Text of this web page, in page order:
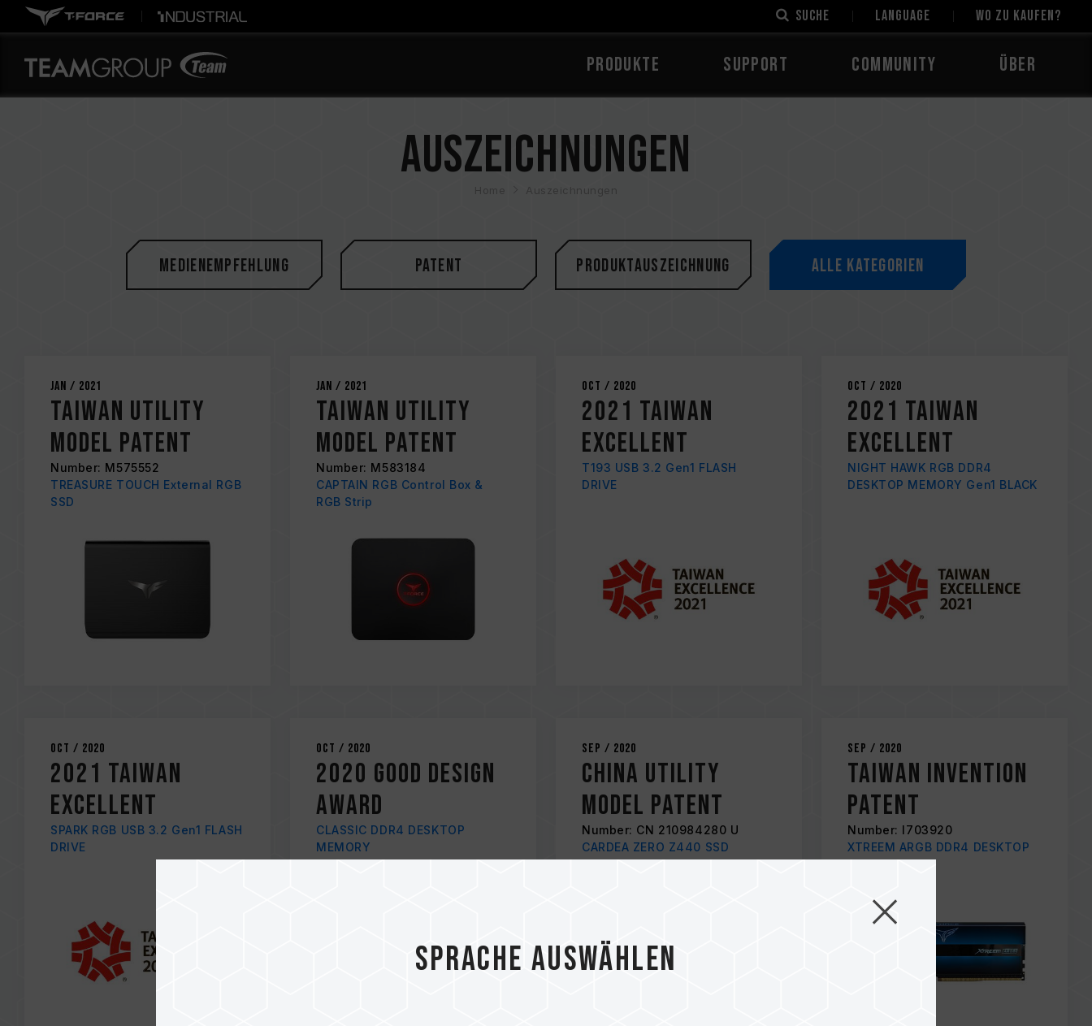
Suche LANGUAGE Wo zu kaufen?
PRODUKTE Support Community Über
Auszeichnungen
Auszeichnungen
Medienempfehlung Patent Produktauszeichnung Alle Kategorien
Jan / 2021
Taiwan Utility
Model Patent
Number: M575552
TREASURE TOUCH External RGB
SSD
Jan / 2021
Taiwan Utility
Model Patent
Number: M583184
CAPTAIN RGB Control Box &
RGB Strip
Oct / 2020
2021 TAIWAN
EXCELLENT
T193 USB 3.2 Gen1 FLASH
DRIVE
Oct / 2020
2021 TAIWAN
EXCELLENT
NIGHT HAWK RGB DDR4
DESKTOP MEMORY Gen1 BLACK
Oct / 2020
2021 TAIWAN
EXCELLENT
SPARK RGB USB 3.2 Gen1 FLASH
DRIVE
Oct / 2020
2020 GOOD DESIGN
AWARD
CLASSIC DDR4 DESKTOP
MEMORY
Sep / 2020
China Utility
Model Patent
Number: CN 210984280 U
CARDEA ZERO Z440 SSD
Sep / 2020
Taiwan Invention
Patent
Number: I703920
XTREEM ARGB DDR4 DESKTOP
MEMORY BLUE
Sprache auswählen